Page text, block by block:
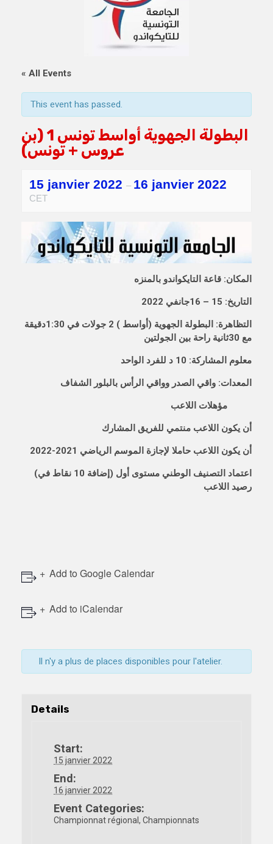
« All Events
This event has passed.
البطولة الجهوية أواسط تونس 1 (بن
15 janvier 2022 – 16 janvier 2022
CET
المكان: قاعة التايكواندو بالمنزه
التاريخ: 15 – 16جانفي 2022
التظاهرة: البطولة الجهوية (أواسط ) 2 جولات في 1:30دقيقة
مع 30ثانية راحة بين الجولتين
معلوم المشاركة: 10 د للفرد الواحد
المعدات: واقي الصدر وواقي الرأس بالبلور الشفاف
أن يكون اللاعب منتمي للفريق المشارك
أن يكون اللاعب حاملا لإجازة الموسم الرياضي 2021-2022
(اعتماد
التصنيف الوطني مستوى أول (إضافة 10 نقاط في
رصيد اللاعب
Add to Google Calendar
Add to iCalendar
Il n'y a plus de places disponibles pour l'atelier.
Details
Start:
15 janvier 2022
End:
16 janvier 2022
Event Categories:
Championnat régional,Championnats